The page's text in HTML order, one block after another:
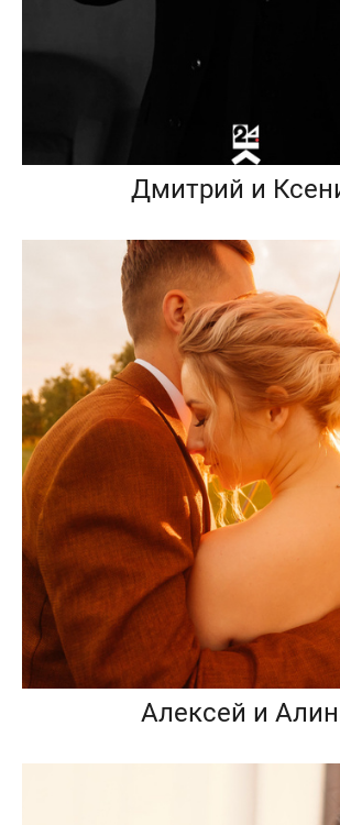
Дмитрий и
Алексей и